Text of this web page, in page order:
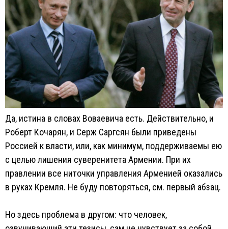
Да, истина в словах Воваевича есть. Действительно, и
Роберт Кочарян, и Серж Саргсян были приведены
Россией к власти, или, как минимум, поддерживаемы ею
с целью лишения суверенитета Армении. При их
правлении все ниточки управления Арменией оказались
в руках Кремля. Не буду повторяться, см. первый абзац.
Но здесь проблема в другом: что человек,